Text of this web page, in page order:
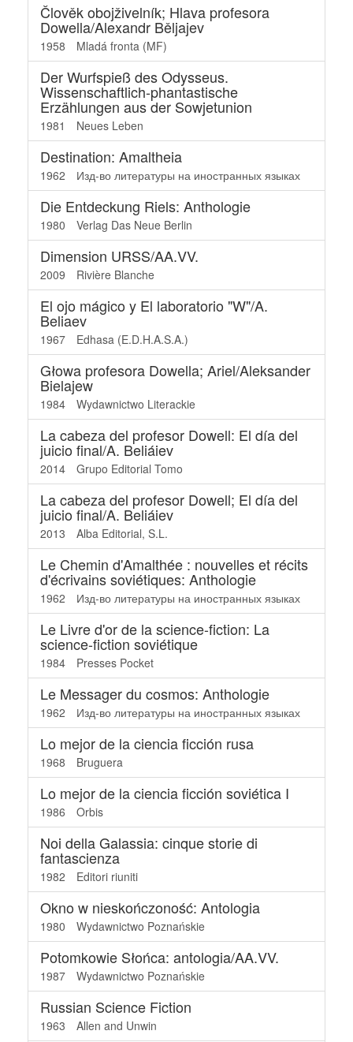
Člověk obojživelník; Hlava profesora
Dowella/Alexandr Běljajev
1958 Mladá fronta (MF)
Der Wurfspieß des Odysseus.
Wissenschaftlich-phantastische
Erzählungen aus der Sowjetunion
1981 Neues Leben
Destination: Amaltheia
1962 Изд-во литературы на иностранных языках
Die Entdeckung Riels: Anthologie
1980 Verlag Das Neue Berlin
Dimension URSS/AA.VV.
2009 Rivière Blanche
El ojo mágico y El laboratorio "W"/A.
Beliaev
1967 Edhasa (E.D.H.A.S.A.)
Głowa profesora Dowella; Ariel/Aleksander
Bielajew
1984 Wydawnictwo Literackie
La cabeza del profesor Dowell: El día del
juicio final/A. Beliáiev
2014 Grupo Editorial Tomo
La cabeza del profesor Dowell; El día del
juicio final/A. Beliáiev
2013 Alba Editorial, S.L.
Le Chemin d'Amalthée : nouvelles et récits
d'écrivains soviétiques: Anthologie
1962 Изд-во литературы на иностранных языках
Le Livre d'or de la science-fiction: La
science-fiction soviétique
1984 Presses Pocket
Le Messager du cosmos: Anthologie
1962 Изд-во литературы на иностранных языках
Lo mejor de la ciencia ficción rusa
1968 Bruguera
Lo mejor de la ciencia ficción soviética I
1986 Orbis
Noi della Galassia: cinque storie di
fantascienza
1982 Editori riuniti
Okno w nieskończoność: Antologia
1980 Wydawnictwo Poznańskie
Potomkowie Słońca: antologia/AA.VV.
1987 Wydawnictwo Poznańskie
Russian Science Fiction
1963 Allen and Unwin